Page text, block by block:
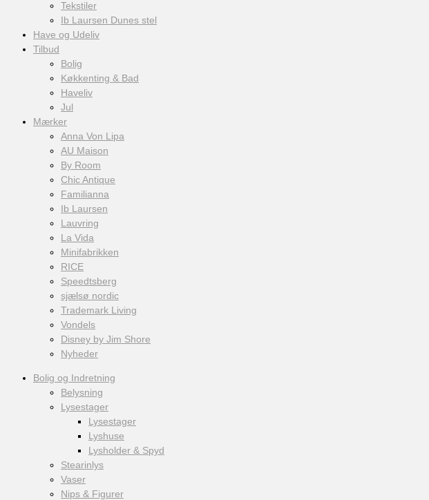
Tekstiler
Ib Laursen Dunes stel
Have og Udeliv
Tilbud
Bolig
Køkkenting & Bad
Haveliv
Jul
Mærker
Anna Von Lipa
AU Maison
By Room
Chic Antique
Familianna
Ib Laursen
Lauvring
La Vida
Minifabrikken
RICE
Speedtsberg
sjælsø nordic
Trademark Living
Vondels
Disney by Jim Shore
Nyheder
Bolig og Indretning
Belysning
Lysestager
Lysestager
Lyshuse
Lysholder & Spyd
Stearinlys
Vaser
Nips & Figurer